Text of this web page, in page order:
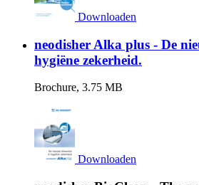
Downloaden
neodisher Alka plus - De
hygiëne zekerheid.
Brochure, 3.75 MB
Downloaden